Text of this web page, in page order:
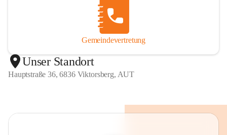
Gemeindevertretung
Unser Standort
Hauptstraße 36, 6836 Viktorsberg, AUT